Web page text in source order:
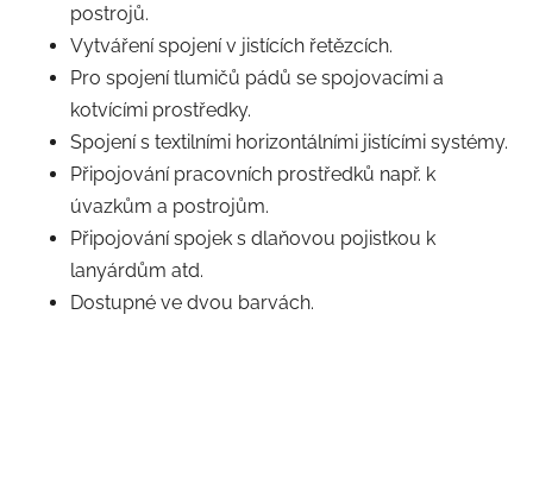
postrojů.
Vytváření spojení v jistících řetězcích.
Pro spojení tlumičů pádů se spojovacími a
kotvícími prostředky.
Spojení s textilními horizontálními jistícími systémy.
Připojování pracovních prostředků např. k
úvazkům a postrojům.
Připojování spojek s dlaňovou pojistkou k
lanyárdům atd.
Dostupné ve dvou barvách.